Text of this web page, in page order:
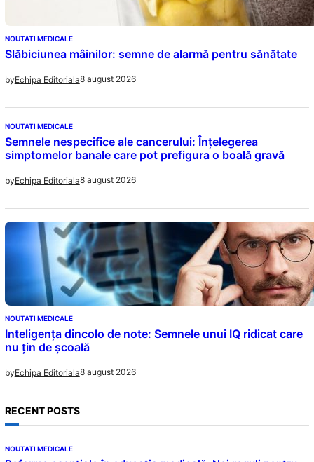
NOUTATI MEDICALE
Slăbiciunea mâinilor: semne de alarmă pentru sănătate
byEchipa Editoriala8 august 2026
NOUTATI MEDICALE
Semnele nespecifice ale cancerului: Înțelegerea
simptomelor banale care pot prefigura o boală gravă
byEchipa Editoriala8 august 2026
NOUTATI MEDICALE
Inteligența dincolo de note: Semnele unui IQ ridicat care
nu țin de școală
byEchipa Editoriala8 august 2026
RECENT POSTS
NOUTATI MEDICALE